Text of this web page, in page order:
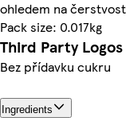
ohledem na
Pack size: 0.017kg
Third Party Logos
Bez přídavku cukru
Ingredients